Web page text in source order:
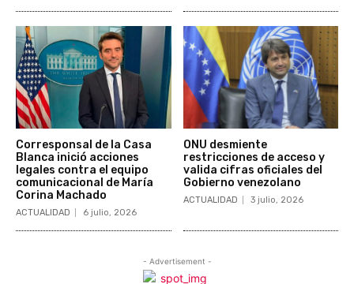
Corresponsal de la Casa
Blanca inició acciones
legales contra el equipo
comunicacional de María
Corina Machado
ACTUALIDAD 6 julio, 2026
ONU desmiente
restricciones de acceso y
valida cifras oficiales del
Gobierno venezolano
ACTUALIDAD 3 julio, 2026
- Advertisement -